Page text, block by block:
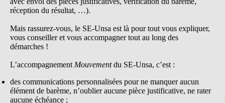
réception du résultat, …).
Mais rassurez-vous, le SE-Unsa est là pour tout vous expliquer,
vous conseiller et vous accompagner tout au long des
démarches !
L’accompagnement Mouvementdu SE-Unsa, c’est :
des communications personnalisées pour ne manquer aucun
élément de barème, n’oublier aucune pièce justificative, ne rater
aucune échéance ;